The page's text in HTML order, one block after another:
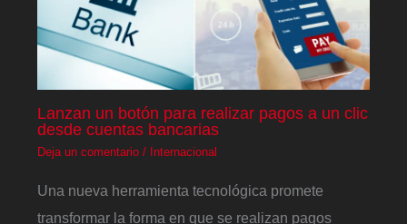
Lanzan un botón para realizar pagos a un clic
desde cuentas bancarias
Deja un comentario / Internacional
Una nueva herramienta tecnológica promete
transformar la forma en que se realizan pagos